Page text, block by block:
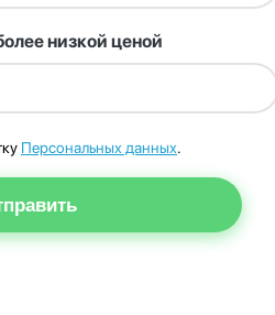
низкой ценой
Персональных данных.